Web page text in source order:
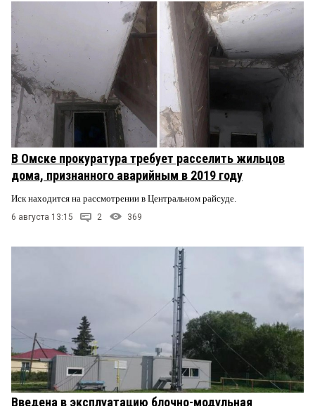
В Омске прокуратура требует расселить жильцов
дома, признанного аварийным в 2019 году
Иск находится на рассмотрении в Центральном райсуде.
6 августа 13:15 2 369
Введена в эксплуатацию блочно-модульная